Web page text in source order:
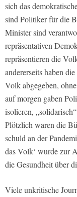
sich das
sind Politiker für die
Minister sind
repräsentativen
repräsentieren die
andererseits haben
Volk abgegeben,
auf morgen gaben
isolieren,
Plötzlich waren die
schuld an der
das Volk‘ wurde zur
die Gesundheit über
Viele unkritische